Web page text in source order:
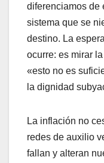
diferenciamos de
sistema que se
destino. La
ocurre: es mirar
«esto no es
la dignidad
​La inflación no
redes de auxilio
fallan y alteran